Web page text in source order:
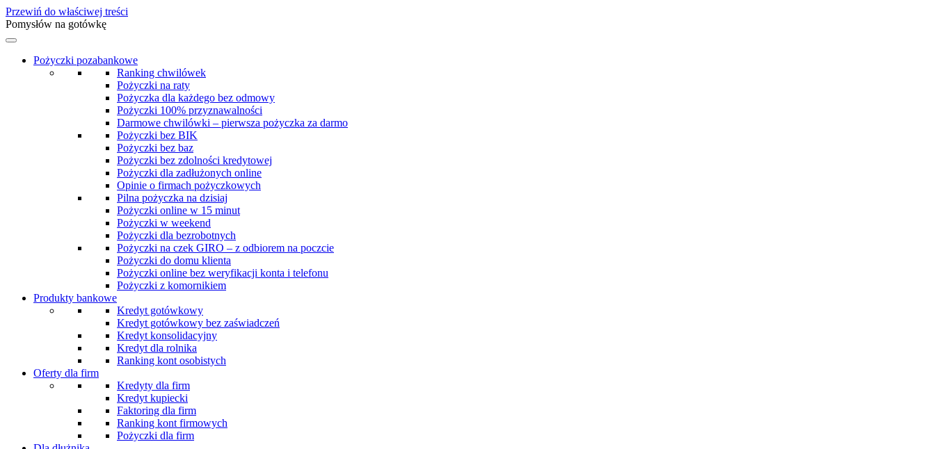
Przewiń do właściwej treści
Pomysłów na gotówkę
Pożyczki pozabankowe
Ranking chwilówek
Pożyczki na raty
Pożyczka dla każdego bez odmowy
Pożyczki 100% przyznawalności
Darmowe chwilówki – pierwsza pożyczka za darmo
Pożyczki bez BIK
Pożyczki bez baz
Pożyczki bez zdolności kredytowej
Pożyczki dla zadłużonych online
Opinie o firmach pożyczkowych
Pilna pożyczka na dzisiaj
Pożyczki online w 15 minut
Pożyczki w weekend
Pożyczki dla bezrobotnych
Pożyczki na czek GIRO – z odbiorem na poczcie
Pożyczki do domu klienta
Pożyczki online bez weryfikacji konta i telefonu
Pożyczki z komornikiem
Produkty bankowe
Kredyt gotówkowy
Kredyt gotówkowy bez zaświadczeń
Kredyt konsolidacyjny
Kredyt dla rolnika
Ranking kont osobistych
Oferty dla firm
Kredyty dla firm
Kredyt kupiecki
Faktoring dla firm
Ranking kont firmowych
Pożyczki dla firm